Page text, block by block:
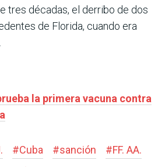
tres décadas, el derribo de dos
de Florida, cuando era
la primera vacuna contra
#Cuba #sanción #FF. AA.